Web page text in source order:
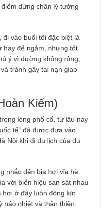
dừng chân lý tưởng
vào buổi tối đặc biệt là
hay để ngắm, nhưng tốt
ý vì đường không rộng,
tránh gây tai nạn giao
Kiếm)
lòng phố cổ, từ lâu nay
tế” đã được đưa vào
Nội khi đi du lịch của du
nhắc đến bia hơi vỉa hè.
với biển hiệu san sát nhau
hơi ở đây luôn đông kín
náo nhiệt và thân thiện.